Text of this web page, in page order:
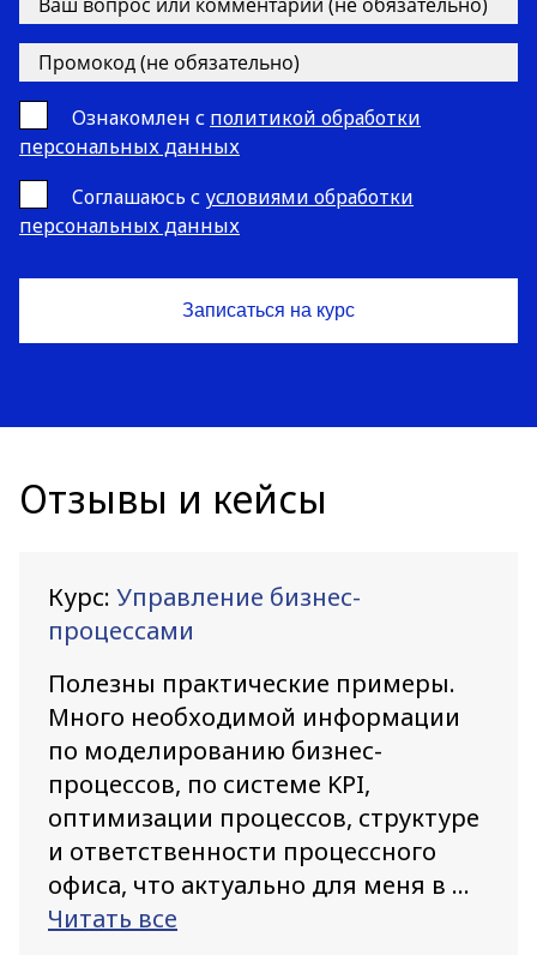
Ознакомлен с политикой обработки
персональных данных
Cоглашаюсь с условиями обработки
персональных данных
Отзывы и кейсы
Курс: Управление бизнес-
процессами
Полезны практические примеры.
Много необходимой информации
по моделированию бизнес-
процессов, по системе KPI,
оптимизации процессов, структуре
и ответственности процессного
офиса, что актуально для меня в ...
Читать все